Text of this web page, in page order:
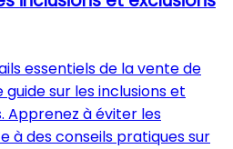
essentiels de la vente de
sur les inclusions et
Apprenez à éviter les
à des conseils pratiques sur